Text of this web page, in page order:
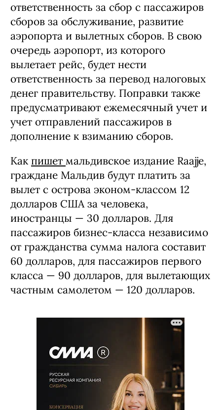
ответственность за сбор с пассажиров
сборов за обслуживание, развитие
аэропорта и вылетных сборов. В свою
очередь аэропорт, из которого
вылетает рейс, будет нести
ответственность за перевод налоговых
денег правительству. Поправки также
предусматривают ежемесячный учет и
учет отправлений пассажиров в
дополнение к взиманию сборов.
Как пишет мальдивское издание Raajje,
граждане Мальдив будут платить за
вылет с острова эконом-классом 12
долларов США за человека,
иностранцы — 30 долларов. Для
пассажиров бизнес-класса независимо
от гражданства сумма налога составит
60 долларов, для пассажиров первого
класса — 90 долларов, для вылетающих
частным самолетом — 120 долларов.